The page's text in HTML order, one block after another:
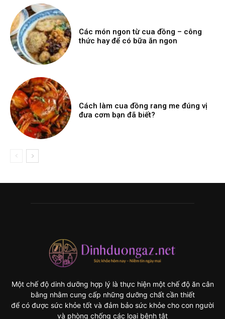
Các món ngon từ cua đồng – công
thức hay để có bữa ăn ngon
Cách làm cua đồng rang me đúng vị
đưa cơm bạn đã biết?
Một chế độ dinh dưỡng hợp lý là thực hiện một chế độ ăn cân
bằng nhằm cung cấp những dưỡng chất cần thiết
để có được sức khỏe tốt và đảm bảo sức khỏe cho con người
và phòng chống các loại bệnh tật